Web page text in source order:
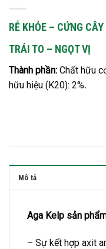
RỄ KHỎE – CỨNG
TRÁI TO – NGỌT VỊ
Thành phần: Chất hữu
hữu hiệu (K20): 2%.
Mô tả
Aga Kelp sản
– Sự kết hợp axit